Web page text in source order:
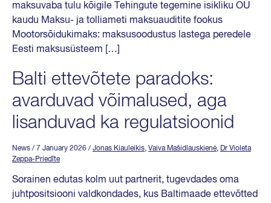
maksuvaba tulu kõigile Tehingute tegemine isikliku OÜ
kaudu Maksu- ja tolliameti maksuauditite fookus
Mootorsõidukimaks: maksusoodustus lastega peredele
Eesti maksusüsteem […]
Balti ettevõtete paradoks:
avarduvad võimalused, aga
lisanduvad ka regulatsioonid
News / 7 January 2026 / Jonas Kiauleikis, Vaiva Mašidlauskienė, Dr Violeta
Zeppa-Priedīte
Sorainen edutas kolm uut partnerit, tugevdades oma
juhtpositsiooni valdkondades, kus Baltimaade ettevõtted